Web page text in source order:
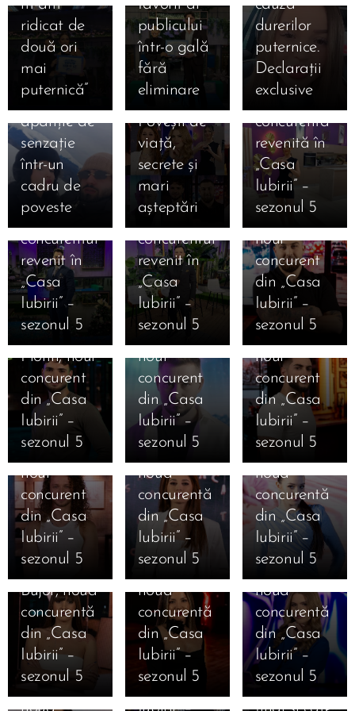
m-am
ridicat de
două ori
mai
puternică”
favorit al
publicului
într-o gală
fără
eliminare
cauza
durerilor
puternice.
Declarații
exclusive
21.01.2026
Kira și
Moldo,
apariție de
senzație
într-un
cadru de
poveste
concurenți
care au
intrat luni,
12 ianuarie
2026.
Povești de
viață,
secrete și
mari
așteptări
12.01.2026
Cine este
Lucia,
concurenta
revenită în
„Casa
Iubirii” –
sezonul 5
12.01.2026
Cine este
Danciu
Marius,
concurentul
revenit în
„Casa
Iubirii” –
sezonul 5
12.01.2026
Cine este
Robert
Gabriel
Mihai,
concurentul
revenit în
„Casa
Iubirii” –
sezonul 5
12.01.2026
Cine este
Ștefan
Armencea,
noul
concurent
din „Casa
Iubirii” –
sezonul 5
12.01.2026
Cine este
Valentin
Florin, noul
concurent
din „Casa
Iubirii” –
sezonul 5
12.01.2026
Cine este
Alexandru
Punga,
noul
concurent
din „Casa
Iubirii” –
sezonul 5
12.01.2026
Cine este
Iosif
Ciolan,
noul
concurent
din „Casa
Iubirii” –
sezonul 5
12.01.2026
Cine este
Mihai
Mărginean,
noul
concurent
din „Casa
Iubirii” –
sezonul 5
12.01.2026
Cine este
Alexandra
Geamănu,
noua
concurentă
din „Casa
Iubirii” –
sezonul 5
12.01.2026
Cine este
Ana
Cristiana
Bălăuca,
noua
concurentă
din „Casa
Iubirii” –
sezonul 5
12.01.2026
Cine este
Jaqueline
Beatrice
Bujor, noua
concurentă
din „Casa
Iubirii” –
sezonul 5
12.01.2026
Cine este
Carolina
Caramanută,
noua
concurentă
din „Casa
Iubirii” –
sezonul 5
12.01.2026
Cine este
Daniela
Ioana
Camelia
Nistor,
noua
concurentă
din „Casa
Iubirii” –
sezonul 5
12.01.2026
Cine este
Magdalena
Cojocaru,
11.01.2026
Mesajele
câștigătorilor
și
finaliștilor
după
Marea
Finală
„Casa
11.01.2026
Marea
Finală
Casa Iubirii
– Andreea
Mantea
dezvăluie
în premieră
absolută
pentru un
reality-
show
voturile
decisive.
Care este
clasamentul
10.01.2026
Bombă în
Casa
Iubirii!
Sorin spune
06.01.2026
„Casa
iubirii”
sezonul 5